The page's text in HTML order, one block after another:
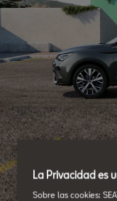
La Privacidad es
Sobre las cookies: